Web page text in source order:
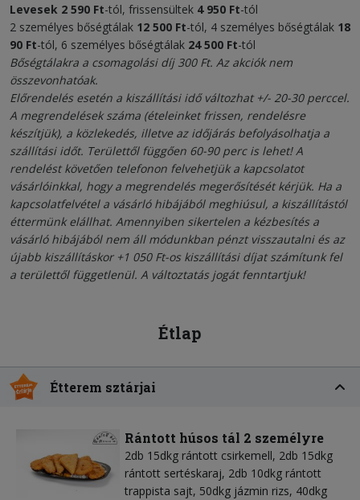
Levesek 2 590 Ft-tól, frissensültek 4 950 Ft-tól
2 személyes bőségtálak 12 500 Ft-tól, 4 személyes bőségtálak 18
90 Ft-tól, 6 személyes bőségtálak 24500 Ft-tól
Bőségtálakra a csomagolási díj 300 Ft. Az akciók nem
összevonhatóak.
Előrendelés esetén a kiszállítási idő változhat +/- 20-30 perccel.
A megrendelések száma (ételeinket frissen, rendelésre
készítjük), a közlekedés, illetve az időjárás befolyásolhatja a
szállítási időt. Területtől függően 60-90 perc is lehet! A
rendelést követően telefonon felvehetjük a kapcsolatot
vásárlóinkkal, hogy a megrendelés megerősítését kérjük. Ha a
kapcsolatfelvétel a vásárló hibájából meghiúsul, a kiszállítástól
éttermünk elállhat. Amennyiben sikertelen a kézbesítés a
vásárló hibájából nem áll módunkban pénzt visszautalni és az
újabb kiszállításkor +1 050 Ft-os kiszállítási díjat számítunk fel
a területtől függetlenül. A változtatás jogát fenntartjuk!
Étlap
Étterem sztárjai
Rántott húsos tál 2 személyre
2db 15dkg rántott csirkemell, 2db 15dkg
rántott sertéskaraj, 2db 10dkg rántott
trappista sajt, 50dkg jázmin rizs, 40dkg